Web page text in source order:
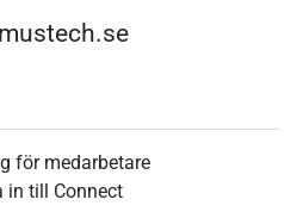
för medarbetare
in till Connect